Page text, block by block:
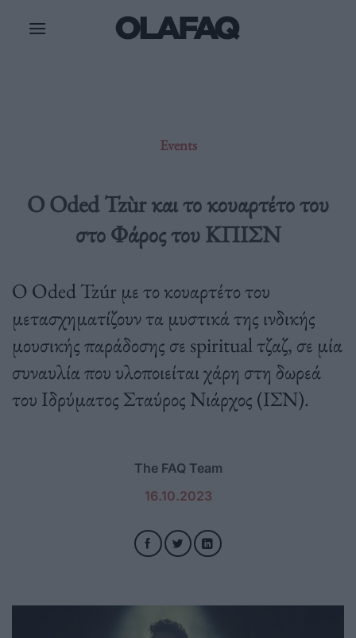
Events
Ο Oded Tzùr και το κουαρτέτο του
στο Φάρος του ΚΠΙΣΝ
Ο Oded Tzúr με το κουαρτέτο του
μετασχηματίζουν τα μυστικά της ινδικής
μουσικής παράδοσης σε spiritual τζαζ, σε μία
συναυλία που υλοποιείται χάρη στη δωρεά
του Ιδρύματος Σταύρος Νιάρχος (ΙΣΝ).
The FAQ Team
16.10.2023